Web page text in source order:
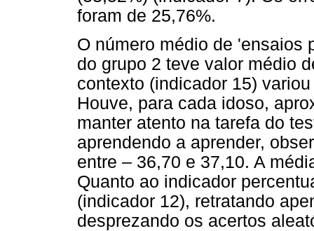
foram de 25,76%.
O número médio de 'ensaios
do grupo 2 teve valor médio
contexto (indicador 15)
Houve, para cada idoso,
manter atento na tarefa do
aprendendo a aprender,
entre – 36,70 e 37,10. A
Quanto ao indicador
(indicador 12), retratando
desprezando os acertos